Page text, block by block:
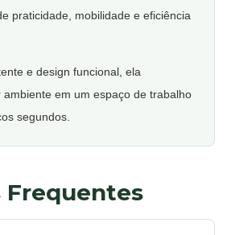
praticidade, mobilidade e eficiência
e design funcional, ela
em um espaço de trabalho
segundos.
Frequentes